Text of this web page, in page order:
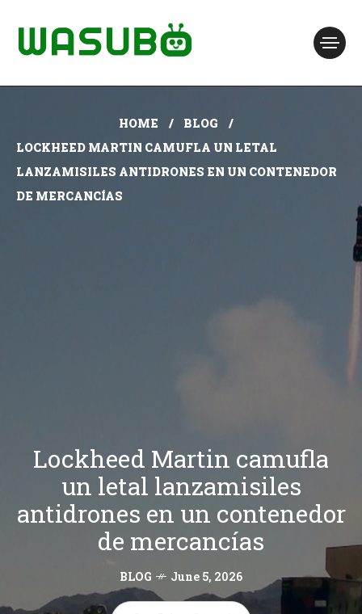
HOME
BLOG
LOCKHEED MARTIN CAMUFLA UN LETAL
LANZAMISILES ANTIDRONES EN UN CONTENEDOR
DE MERCANCÍAS
Lockheed Martin camufla
un letal lanzamisiles
antidrones en un contenedor
de mercancías
BLOG June 5, 2026